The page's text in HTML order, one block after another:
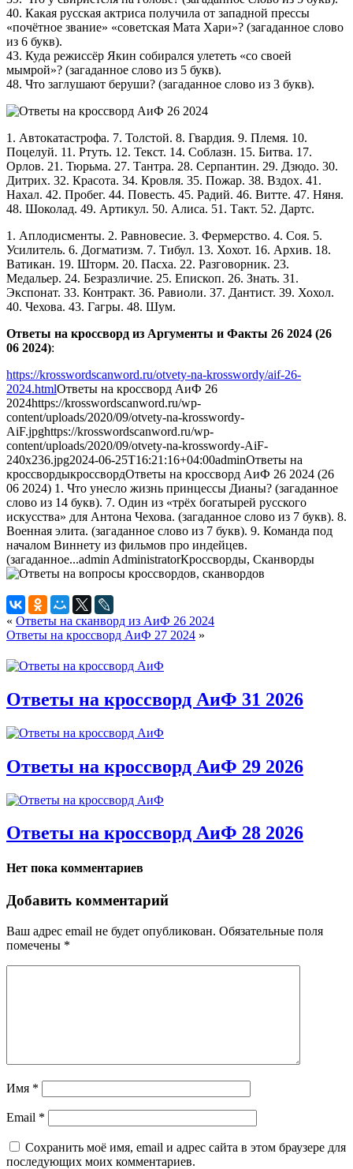
40. Какая русская актриса получила от западной прессы
«почётное звание» «советская Мата Хари»? (загаданное слово
из 6 букв).
43. Куда режиссёр Якин собирался улететь «со своей
мымрой»? (загаданное слово из 5 букв).
48. Что заглушают беруши? (загаданное слово из 3 букв).
1. Автокатастрофа. 7. Толстой. 8. Гвардия. 9. Племя. 10.
Поцелуй. 11. Ртуть. 12. Текст. 14. Соблазн. 15. Битва. 17.
Орлов. 21. Тюрьма. 27. Тантра. 28. Серпантин. 29. Дзюдо. 30.
Дитрих. 32. Красота. 34. Кровля. 35. Пожар. 38. Вздох. 41.
Нахал. 42. Пробег. 44. Повесть. 45. Радий. 46. Витте. 47. Няня.
48. Шоколад. 49. Артикул. 50. Алиса. 51. Такт. 52. Дартс.
1. Аплодисменты. 2. Равновесие. 3. Фермерство. 4. Соя. 5.
Усилитель. 6. Догматизм. 7. Тибул. 13. Хохот. 16. Архив. 18.
Ватикан. 19. Шторм. 20. Пасха. 22. Разговорник. 23.
Медальер. 24. Безразличие. 25. Епископ. 26. Знать. 31.
Экспонат. 33. Контракт. 36. Равиоли. 37. Дантист. 39. Хохол.
40. Чехова. 43. Гагры. 48. Шум.
Ответы на кроссворд из Аргументы и Факты 26 2024 (26
06 2024):
https://krosswordscanword.ru/otvety-na-krosswordy/aif-26-
2024.htmlОтветы на кроссворд АиФ 26
2024https://krosswordscanword.ru/wp-
content/uploads/2020/09/otvety-na-krosswordy-
AiF.jpghttps://krosswordscanword.ru/wp-
content/uploads/2020/09/otvety-na-krosswordy-AiF-
240x236.jpg2024-06-25T16:21:16+04:00adminОтветы на
кроссвордыкроссвордОтветы на кроссворд АиФ 26 2024 (26
06 2024) 1. Что унесло жизнь принцессы Дианы? (загаданное
слово из 14 букв). 7. Один из «трёх богатырей русского
искусства» для Антона Чехова. (загаданное слово из 7 букв). 8.
Военная элита. (загаданное слово из 7 букв). 9. Команда под
началом Виннету из фильмов про индейцев.
(загаданное...admin AdministratorКроссворды, Сканворды
« Ответы на сканворд из АиФ 26 2024
Ответы на кроссворд АиФ 27 2024 »
Ответы на кроссворд АиФ 31 2026
Ответы на кроссворд АиФ 29 2026
Ответы на кроссворд АиФ 28 2026
Нет пока комментариев
Добавить комментарий
Ваш адрес email не будет опубликован. Обязательные поля
помечены *
Имя *
Email *
Сохранить моё имя, email и адрес сайта в этом браузере для
последующих моих комментариев.